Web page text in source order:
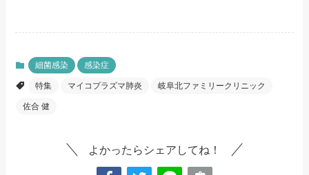
細菌感染 感染症
特集 マイコプラズマ肺炎 岐阜北ファミリークリニック
佐合 健
よかったらシェアしてね！